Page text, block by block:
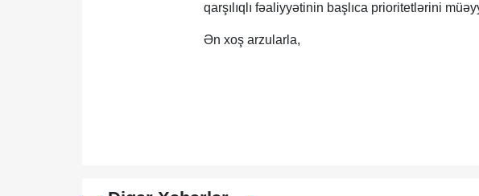
qarşılıqlı fəaliyyətinin başlıca prioritetlərini
Ən xoş arzularla,